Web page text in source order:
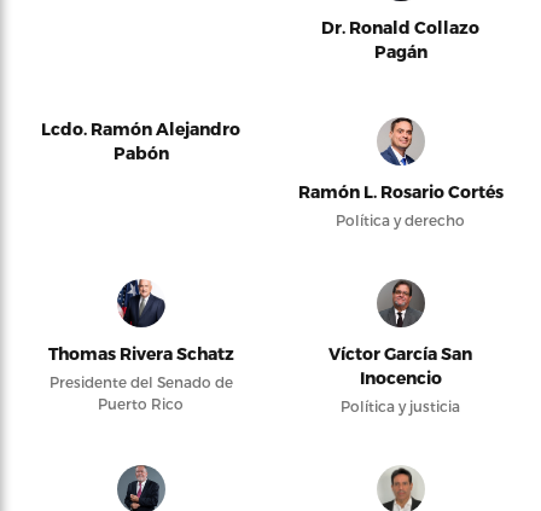
Dr. Ronald Collazo
Pagán
Lcdo. Ramón Alejandro
Pabón
Ramón L. Rosario Cortés
Política y derecho
Thomas Rivera Schatz
Presidente del Senado de
Puerto Rico
Víctor García San
Inocencio
Política y justicia